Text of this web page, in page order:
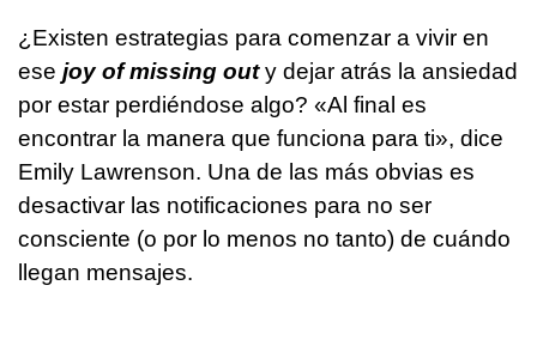
¿Existen estrategias para comenzar a vivir en
ese joy of missing outy dejar atrás la ansiedad
por estar perdiéndose algo? «Al final es
encontrar la manera que funciona para ti», dice
Emily Lawrenson. Una de las más obvias es
desactivar las notificaciones para no ser
consciente (o por lo menos no tanto) de cuándo
llegan mensajes.